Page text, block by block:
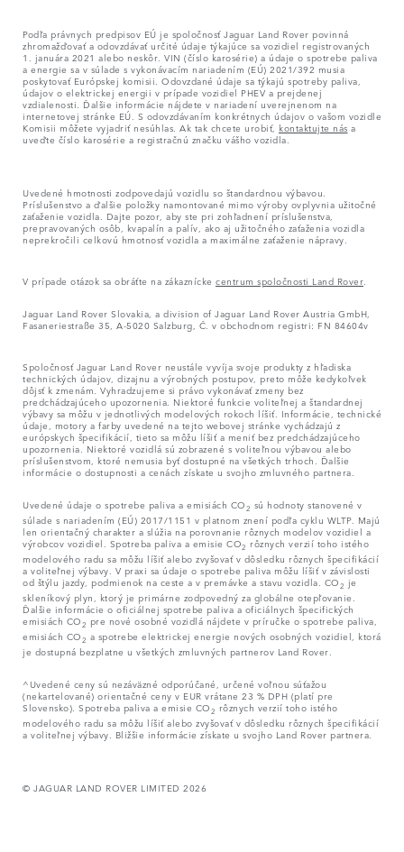
Podľa právnych predpisov EÚ je spoločnosť Jaguar Land Rover povinná
zhromažďovať a odovzdávať určité údaje týkajúce sa vozidiel registrovaných
1. januára 2021 alebo neskôr. VIN (číslo karosérie) a údaje o spotrebe paliva
a energie sa v súlade s vykonávacím nariadením (EÚ) 2021/392 musia
poskytovať Európskej komisii. Odovzdané údaje sa týkajú spotreby paliva,
údajov o elektrickej energii v prípade vozidiel PHEV a prejdenej
vzdialenosti. Ďalšie informácie nájdete v nariadení uverejnenom na
internetovej stránke EÚ. S odovzdávaním konkrétnych údajov o vašom vozidle
Komisii môžete vyjadriť nesúhlas. Ak tak chcete urobiť, kontaktujte nás a
uveďte číslo karosérie a registračnú značku vášho vozidla.
Uvedené hmotnosti zodpovedajú vozidlu so štandardnou výbavou.
Príslušenstvo a ďalšie položky namontované mimo výroby ovplyvnia užitočné
zaťaženie vozidla. Dajte pozor, aby ste pri zohľadnení príslušenstva,
prepravovaných osôb, kvapalín a palív, ako aj užitočného zaťaženia vozidla
neprekročili celkovú hmotnosť vozidla a maximálne zaťaženie nápravy.
V prípade otázok sa obráťte na zákaznícke centrum spoločnosti Land Rover
Jaguar Land Rover Slovakia, a division of Jaguar Land Rover Austria GmbH,
Fasaneriestraße 35, A-5020 Salzburg, Č. v obchodnom registri: FN 84604v
Spoločnosť Jaguar Land Rover neustále vyvíja svoje produkty z hľadiska
technických údajov, dizajnu a výrobných postupov, preto môže kedykoľvek
dôjsť k zmenám. Vyhradzujeme si právo vykonávať zmeny bez
predchádzajúceho upozornenia. Niektoré funkcie voliteľnej a štandardnej
výbavy sa môžu v jednotlivých modelových rokoch líšiť. Informácie, technické
údaje, motory a farby uvedené na tejto webovej stránke vychádzajú z
európskych špecifikácií, tieto sa môžu líšiť a meniť bez predchádzajúceho
upozornenia. Niektoré vozidlá sú zobrazené s voliteľnou výbavou alebo
príslušenstvom, ktoré nemusia byť dostupné na všetkých trhoch. Ďalšie
informácie o dostupnosti a cenách získate u svojho zmluvného partnera.
Uvedené údaje o spotrebe paliva a emisiách CO2 sú hodnoty stanovené v
súlade s nariadením (EÚ) 2017/1151 v platnom znení podľa cyklu WLTP. Majú
len orientačný charakter a slúžia na porovnanie rôznych modelov vozidiel a
výrobcov vozidiel. Spotreba paliva a emisie CO2 rôznych verzií toho istého
modelového radu sa môžu líšiť alebo zvyšovať v dôsledku rôznych špecifikácií
a voliteľnej výbavy. V praxi sa údaje o spotrebe paliva môžu líšiť v závislosti
od štýlu jazdy, podmienok na ceste a v premávke a stavu vozidla. CO2 je
skleníkový plyn, ktorý je primárne zodpovedný za globálne otepľovanie.
Ďalšie informácie o oficiálnej spotrebe paliva a oficiálnych špecifických
emisiách CO2 pre nové osobné vozidlá nájdete v príručke o spotrebe paliva,
emisiách CO2 a spotrebe elektrickej energie nových osobných vozidiel, ktorá
je dostupná bezplatne u všetkých zmluvných partnerov Land Rover.
^Uvedené ceny sú nezáväzné odporúčané, určené voľnou súťažou
(nekartelované) orientačné ceny v EUR vrátane 23 % DPH (platí pre
Slovensko). Spotreba paliva a emisie CO2 rôznych verzií toho istého
modelového radu sa môžu líšiť alebo zvyšovať v dôsledku rôznych špecifikácií
a voliteľnej výbavy. Bližšie informácie získate u svojho Land Rover partnera.
© JAGUAR LAND ROVER LIMITED 2026